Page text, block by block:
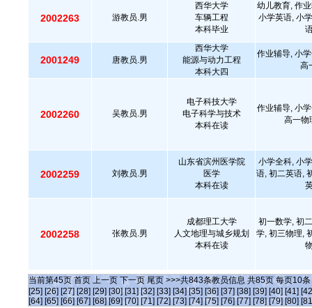
2002263 游教员.男
西华大学
车辆工程
本科毕业
幼儿教育, 作
小学英语, 小
2001249 唐教员.男
西华大学
能源与动力工程
本科大四
作业辅导, 小
高
2002260 吴教员.男
电子科技大学
电子科学与技术
本科在读
作业辅导, 小
高一物
2002259 刘教员.男
山东省滨州医学院
医学
本科在读
小学全科, 小
语, 初二英语,
2002258 张教员.男
成都理工大学
人文地理与城乡规划
本科在读
初一数学, 初
学, 初三物理,
当前第45页 首页 上一页 下一页 尾页 >>>共843条教员信息 共85页 每页10条
[25] [26] [27] [28] [29] [30] [31] [32] [33] [34] [35] [36] [37] [38] [39] [40] [41]
[64] [65] [66] [67] [68] [69] [70] [71] [72] [73] [74] [75] [76] [77] [78] [79] [80]